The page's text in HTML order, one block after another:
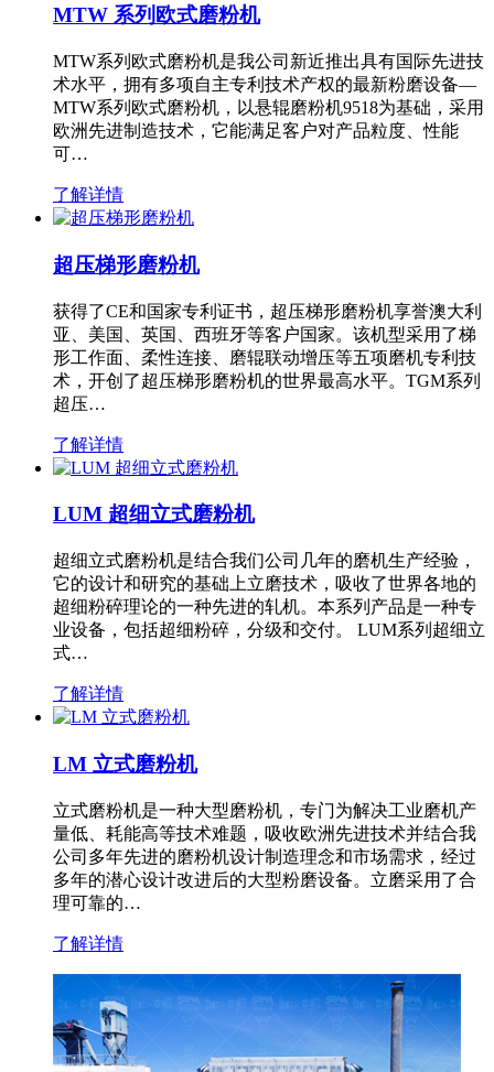
MTW 系列欧式磨粉机
MTW系列欧式磨粉机是我公司新近推出具有国际先进技
术水平，拥有多项自主专利技术产权的最新粉磨设备—
MTW系列欧式磨粉机，以悬辊磨粉机9518为基础，采用
欧洲先进制造技术，它能满足客户对产品粒度、性能
可…
了解详情
超压梯形磨粉机
获得了CE和国家专利证书，超压梯形磨粉机享誉澳大利
亚、美国、英国、西班牙等客户国家。该机型采用了梯
形工作面、柔性连接、磨辊联动增压等五项磨机专利技
术，开创了超压梯形磨粉机的世界最高水平。TGM系列
超压…
了解详情
LUM 超细立式磨粉机
超细立式磨粉机是结合我们公司几年的磨机生产经验，
它的设计和研究的基础上立磨技术，吸收了世界各地的
超细粉碎理论的一种先进的轧机。本系列产品是一种专
业设备，包括超细粉碎，分级和交付。 LUM系列超细立
式…
了解详情
LM 立式磨粉机
立式磨粉机是一种大型磨粉机，专门为解决工业磨机产
量低、耗能高等技术难题，吸收欧洲先进技术并结合我
公司多年先进的磨粉机设计制造理念和市场需求，经过
多年的潜心设计改进后的大型粉磨设备。立磨采用了合
理可靠的…
了解详情